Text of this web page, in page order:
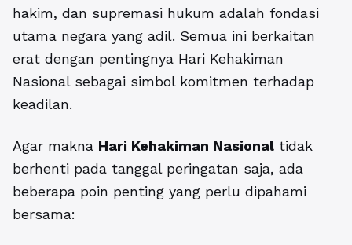
hakim, dan supremasi hukum adalah fondasi
utama negara yang adil. Semua ini berkaitan
erat dengan pentingnya Hari Kehakiman
Nasional sebagai simbol komitmen terhadap
keadilan.
Agar makna Hari Kehakiman Nasional tidak
berhenti pada tanggal peringatan saja, ada
beberapa poin penting yang perlu dipahami
bersama: